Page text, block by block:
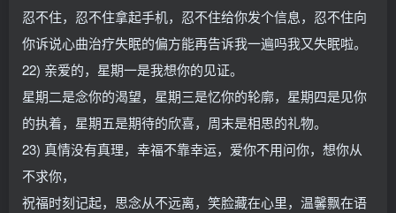
忍不住，忍不住拿起手机，忍不住给你发个信息，忍不住向
你诉说心曲治疗失眠的偏方能再告诉我一遍吗我又失眠啦。
22) 亲爱的，星期一是我想你的见证。
星期二是念你的渴望，星期三是忆你的轮廓，星期四是见你
的执着，星期五是期待的欣喜，周末是相思的礼物。
23) 真情没有真理，幸福不靠幸运，爱你不用问你，想你从
不求你，
祝福时刻记起，思念从不远离，笑脸藏在心里，温馨飘在语